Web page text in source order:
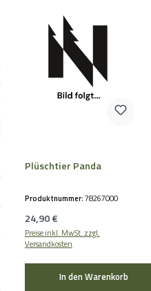
Plüschtier Panda
Produktnummer:78267000
Regulärer Preis:
24,90 €
Preise inkl. MwSt. zzgl.
Versandkosten
In den Warenkorb